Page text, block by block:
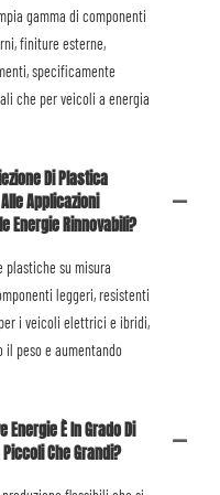
gamma di componenti
finiture esterne,
specificamente
che per veicoli a energia
Di Plastica
Applicazioni
Energie Rinnovabili?
plastiche su misura
leggeri, resistenti
i veicoli elettrici e ibridi,
peso e aumentando
Energie È In Grado Di
Che Grandi?